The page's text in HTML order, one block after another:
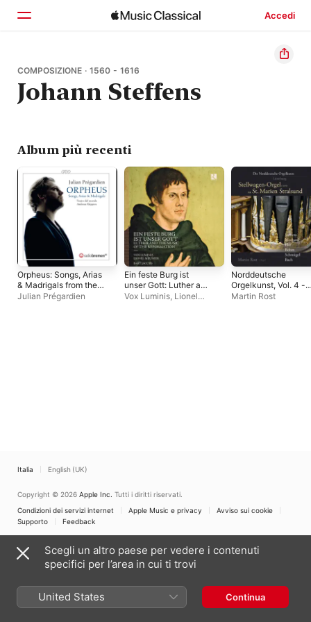
Accedi
Home
Scopri
COMPOSIZIONE · 1560 - 1616
Johann Steffens
Album più recenti
Orpheus: Songs, Arias
& Madrigals from the
17th Century
Julian Prégardien
Ein feste Burg ist
unser Gott: Luther and
the Music of the
Vox Luminis, Lionel
Norddeutsche
Orgelkunst, Vol. 4 -
Lüneburg
Martin Rost
Italia English (UK)
Copyright © 2026 Apple Inc. Tutti i diritti riservati.
Condizioni dei servizi internet
Apple Music e privacy
Avviso sui cookie
Supporto
Feedback
Scegli un altro paese per vedere i contenuti
specifici per l’area in cui ti trovi
United States Continua